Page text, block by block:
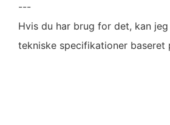
---
Hvis du har brug for det, kan
tekniske specifikationer baseret